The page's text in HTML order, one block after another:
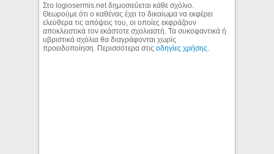
Στο logiosermis.net δημοσιεύεται κάθε σχόλιο.
Θεωρούμε ότι ο καθένας έχει το δικαίωμα να εκφέρει
ελεύθερα τις απόψεις του, οι οποίες εκφράζουν
αποκλειστικά τον εκάστοτε σχολιαστή. Τα συκοφαντικά ή
υβριστικά σχόλια θα διαγράφονται χωρίς
προειδοποίηση. Περισσότερα στιςοδηγίες χρήσης